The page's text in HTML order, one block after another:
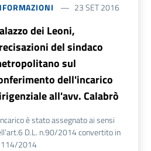
23 SET 2016
dei Leoni,
del sindaco
sul
dell'incarico
all'avv. Calabrò
è stato assegnato ai sensi
D.L. n.90/2014 convertito in
114/2014